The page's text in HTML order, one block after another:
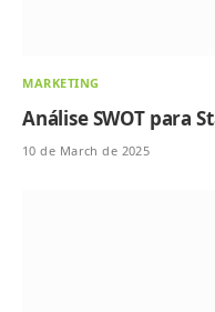
MARKETING
Análise SWOT para
10 de March de 2025